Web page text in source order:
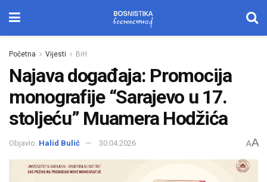
Početna Vijesti BiH
Najava događaja: Promocija
monografije “Sarajevo u 17.
stoljeću” Muamera Hodžića
Objavio: Halid Bulić 30.04.2026 AA